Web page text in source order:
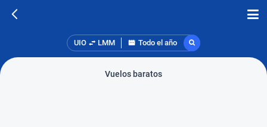
UIO LMM Todo el año
Vuelos baratos